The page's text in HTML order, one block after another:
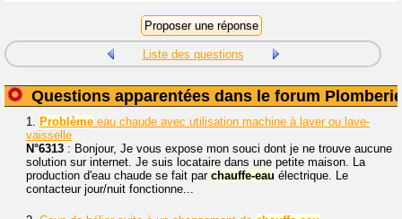
Liste des questions
Questions apparentées dans le forum Plomberie
1. Problème eau chaude avec utilisation machine à laver ou lave-
vaisselle
N°6313 : Bonjour, Je vous expose mon souci dont je ne trouve aucune
solution sur internet. Je suis locataire dans une petite maison. La
production d'eau chaude se fait par chauffe-eau électrique. Le
contacteur jour/nuit fonctionne...